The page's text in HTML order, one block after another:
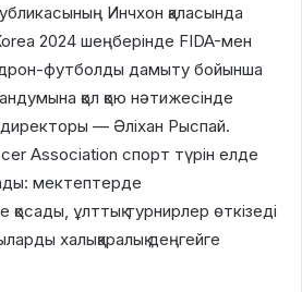
Инчхон қаласында
2024 шеңберінде FIDA-мен
дрон-футболды дамыту бойынша
қол қою нәтижесінде
— Әліхан Рыспай.
Association спорт түрін елде
мектептерде
ұлттық турнирлер өткізеді
халықаралық деңгейге